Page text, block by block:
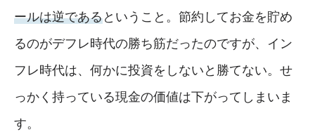
ールは逆であるということ。節約してお金を貯め
るのがデフレ時代の勝ち筋だったのですが、イン
フレ時代は、何かに投資をしないと勝てない。せ
っかく持っている現金の価値は下がってしまいま
す。